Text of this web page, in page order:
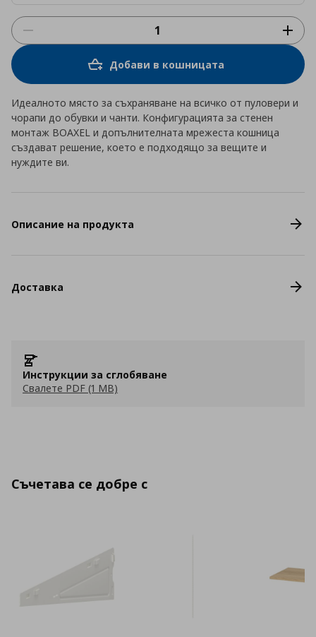
Добави в кошницата
Идеалното място за съхраняване на всичко от пуловери и
чорапи до обувки и чанти. Конфигурацията за стенен
монтаж BOAXEL и допълнителната мрежеста кошница
създават решение, което е подходящо за вещите и
нуждите ви.
Описание на продукта
Доставка
Инструкции за сглобяване
Свалете PDF (1 MB)
Съчетава се добре с